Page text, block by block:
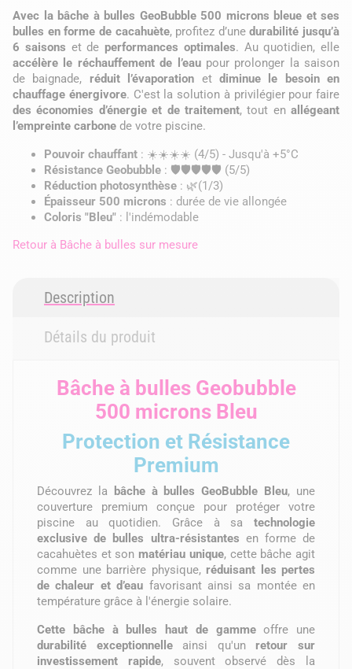
Avec la bâche à bulles GeoBubble 500 microns bleue et ses
bulles en forme de cacahuète, profitez d’unedurabilité jusqu’à
6 saisons et de performances optimales. Au quotidien, elle
accélère le réchauffement de l’eaupour prolonger la saison
de baignade, réduit l’évaporation et diminue le besoin en
chauffage énergivore. C'est la solution à privilégier pour faire
des économies d’énergie et de traitement, tout en allégeant
l’empreinte carbone de votre piscine.
Pouvoir chauffant : ☀️☀️☀️☀️ (4/5) - Jusqu'à +5°C
Résistance Geobubble : 🛡️🛡️🛡️🛡️🛡️ (5/5)
Réduction photosynthèse : 🌿(1/3)
Épaisseur 500 microns : durée de vie allongée
Coloris "Bleu" : l'indémodable
Retour à Bâche à bulles sur mesure
Description
Détails du produit
Bâche à bulles Geobubble
500 microns Bleu
Protection et Résistance
Premium
Découvrez la bâche à bulles GeoBubble Bleu, une
couverture premium conçue pour protéger votre
piscine au quotidien. Grâce à sa technologie
exclusive de bulles ultra-résistantes en forme de
cacahuètes et son matériau unique, cette bâche agit
comme une barrière physique, réduisant les pertes
de chaleur et d’eau favorisant ainsi sa montée en
température grâce à l'énergie solaire.
Cette bâche à bulles haut de gammeoffre une
durabilité exceptionnelleainsi qu'un retour sur
investissement rapide, souvent observé dès la